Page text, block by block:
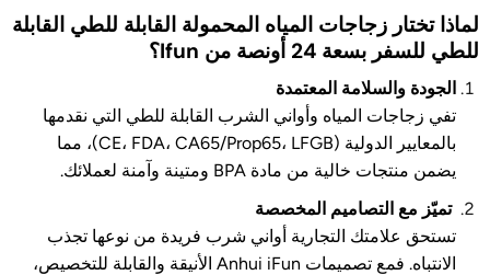
لماذا تختار زجاجات المياه المحمولة القابلة للطي القابلة
للطي للسفر بسعة 24 أونصة من Ifun؟
الجودة والسلامة المعتمدة
تفي زجاجات المياه وأواني الشرب القابلة للطي التي نقدمها
بالمعايير الدولية (CE، FDA، CA65/Prop65، LFGB)، مما
يضمن منتجات خالية من مادة BPA ومتينة وآمنة لعملائك.
تميّز مع التصاميم المخصصة
تستحق علامتك التجارية أواني شرب فريدة من نوعها تجذب
الانتباه. فمع تصميمات Anhui iFun الأنيقة والقابلة للتخصيص،